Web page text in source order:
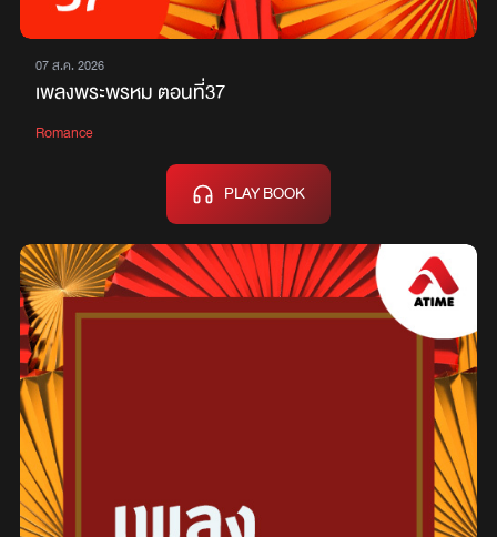
07 ส.ค. 2026
เพลงพระพรหม ตอนที่37
Romance
PLAY BOOK